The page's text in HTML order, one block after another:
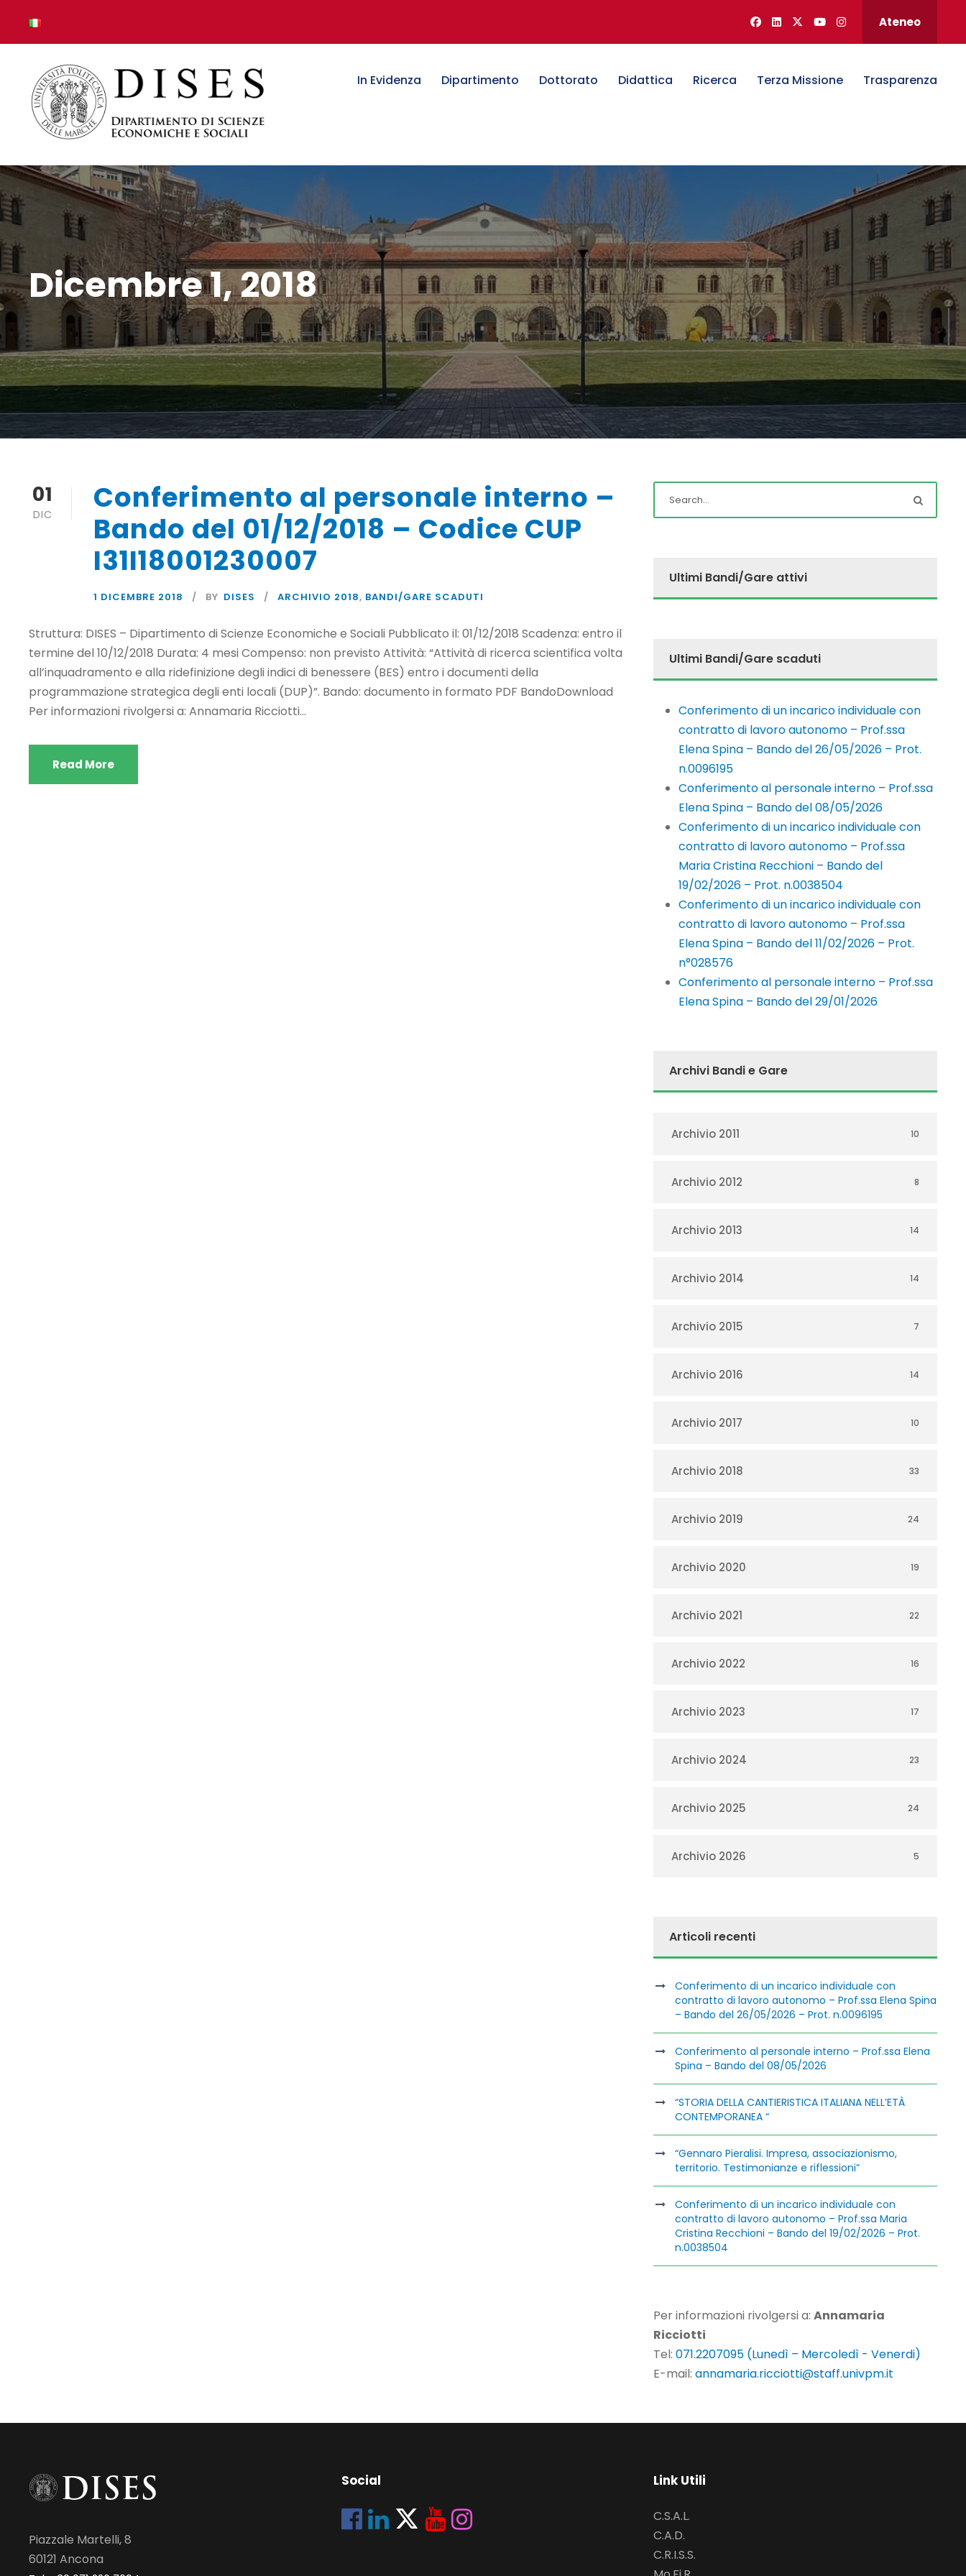
Ateneo
In Evidenza Dipartimento Dottorato Didattica Ricerca Terza Missione Trasparenza
Dicembre 1, 2018
01
DIC
Conferimento al personale interno –
Bando del 01/12/2018 – Codice CUP
I31I18001230007
1 DICEMBRE 2018 BY DISES ARCHIVIO 2018, BANDI/GARE SCADUTI
Struttura: DISES – Dipartimento di Scienze Economiche e Sociali Pubblicato il: 01/12/2018 Scadenza: entro il
termine del 10/12/2018 Durata: 4 mesi Compenso: non previsto Attività: “Attività di ricerca scientifica volta
all’inquadramento e alla ridefinizione degli indici di benessere (BES) entro i documenti della
programmazione strategica degli enti locali (DUP)”. Bando: documento in formato PDF BandoDownload
Per informazioni rivolgersi a: Annamaria Ricciotti...
Read More
Ultimi Bandi/Gare attivi
Ultimi Bandi/Gare scaduti
Conferimento di un incarico individuale con
contratto di lavoro autonomo – Prof.ssa
Elena Spina – Bando del 26/05/2026 – Prot.
n.0096195
Conferimento al personale interno – Prof.ssa
Elena Spina – Bando del 08/05/2026
Conferimento di un incarico individuale con
contratto di lavoro autonomo – Prof.ssa
Maria Cristina Recchioni – Bando del
19/02/2026 – Prot. n.0038504
Conferimento di un incarico individuale con
contratto di lavoro autonomo – Prof.ssa
Elena Spina – Bando del 11/02/2026 – Prot.
n°028576
Conferimento al personale interno – Prof.ssa
Elena Spina – Bando del 29/01/2026
Archivi Bandi e Gare
Archivio 2011 10
Archivio 2012 8
Archivio 2013 14
Archivio 2014 14
Archivio 2015 7
Archivio 2016 14
Archivio 2017 10
Archivio 2018 33
Archivio 2019 24
Archivio 2020 19
Archivio 2021 22
Archivio 2022 16
Archivio 2023 17
Archivio 2024 23
Archivio 2025 24
Archivio 2026 5
Articoli recenti
Conferimento di un incarico individuale con
contratto di lavoro autonomo – Prof.ssa Elena Spina
– Bando del 26/05/2026 – Prot. n.0096195
Conferimento al personale interno – Prof.ssa Elena
Spina – Bando del 08/05/2026
“STORIA DELLA CANTIERISTICA ITALIANA NELL’ETÀ
CONTEMPORANEA “
“Gennaro Pieralisi. Impresa, associazionismo,
territorio. Testimonianze e riflessioni”
Conferimento di un incarico individuale con
contratto di lavoro autonomo – Prof.ssa Maria
Cristina Recchioni – Bando del 19/02/2026 – Prot.
n.0038504
Per informazioni rivolgersi a:Annamaria
Ricciotti
Tel: 071.2207095 (Lunedì – Mercoledì - Venerdi)
E-mail:annamaria.ricciotti@staff.univpm.it
Piazzale Martelli, 8
60121 Ancona
Social Link Utili
C.S.A.L.
C.A.D.
C.R.I.S.S.